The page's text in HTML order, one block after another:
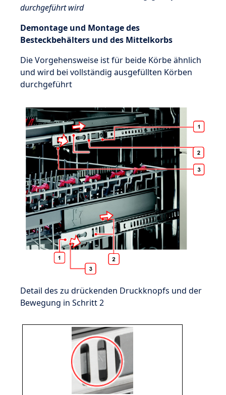
durchgeführt wird
Demontage und Montage des
Besteckbehälters und des Mittelkorbs
Die Vorgehensweise ist für beide Körbe ähnlich
und wird bei vollständig ausgefüllten Körben
durchgeführt
Detail des zu drückenden Druckknopfs und der
Bewegung in Schritt 2